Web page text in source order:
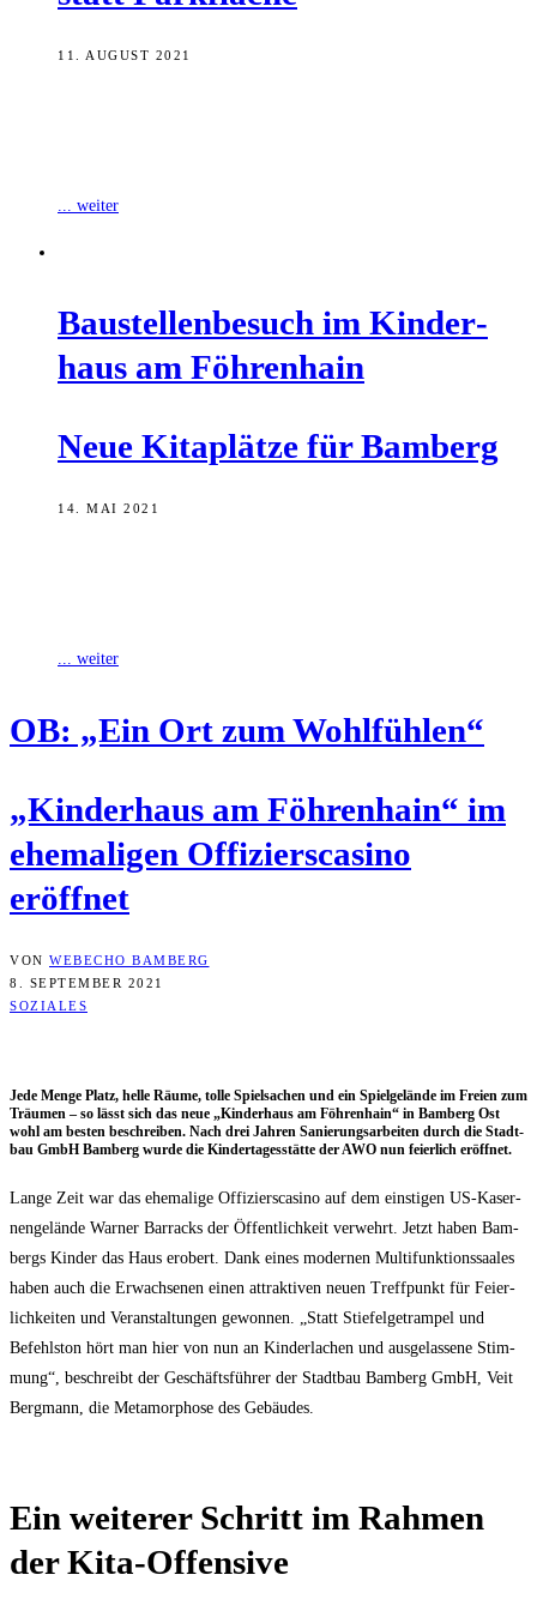
11. AUGUST 2021
... weiter
Bau­stel­len­be­such im Kin­der­
haus am Föhrenhain
Neue Kita­plät­ze für Bamberg
14. MAI 2021
... weiter
OB: „Ein Ort zum Wohlfühlen“
„Kin­der­haus am Föh­ren­hain“ im
ehe­ma­li­gen Offi­ziers­ca­si­no
eröffnet
VON WEBECHO BAMBERG
8. SEPTEMBER 2021
SOZIALES
Jede Men­ge Platz, hel­le Räu­me, tol­le Spiel­sa­chen und ein Spiel­ge­län­de im Frei­en zum
Träu­men – so lässt sich das neue „Kin­der­haus am Föh­ren­hain“ in Bam­berg Ost
wohl am bes­ten beschrei­ben. Nach drei Jah­ren Sanie­rungs­ar­bei­ten durch die Stadt­
bau GmbH Bam­berg wur­de die Kin­der­ta­ges­stät­te der AWO nun fei­er­lich eröffnet.
Lan­ge Zeit war das ehe­ma­li­ge Offi­ziers­ca­si­no auf dem eins­ti­gen US-Kaser­
nen­ge­län­de War­ner Bar­racks der Öffent­lich­keit ver­wehrt. Jetzt haben Bam­
bergs Kin­der das Haus erobert. Dank eines moder­nen Mul­ti­funk­ti­ons­saa­les
haben auch die Erwach­se­nen einen attrak­ti­ven neu­en Treff­punkt für Fei­er­
lich­kei­ten und Ver­an­stal­tun­gen gewon­nen. „Statt Stie­fel­ge­tram­pel und
Befehls­ton hört man hier von nun an Kin­der­la­chen und aus­ge­las­se­ne Stim­
mung“, beschreibt der Geschäfts­füh­rer der Stadt­bau Bam­berg GmbH, Veit
Berg­mann, die Meta­mor­pho­se des Gebäudes.
Ein wei­te­rer Schritt im Rah­men
der Kita-Offensive